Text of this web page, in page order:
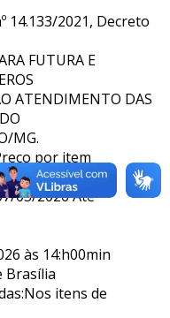
14.133/2021, Decreto
FUTURA E
ATENDIMENTO DAS
MG.
por item
05/2026 Até
às 14:h00min
Brasília
itens de